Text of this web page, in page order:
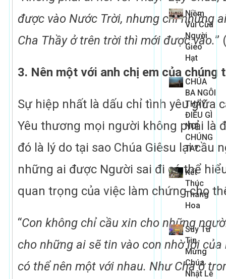
được vào Nước Trời, nhưng chỉ những
Cha Thầy ở trên trời thì mới được vào.”
3. Nên một với anh chị em của chúng
Sự hiệp nhất là dấu chỉ tình yêu giữa
Yêu thương mọi người không phải là
đó là lý do tại sao Chúa Giêsu lại cầu
những ai được Người sai đi có thể
quan trọng của việc làm chứng cho
“Con không chỉ cầu xin cho những
cho những ai sẽ tin vào con nhờ lời của
có thể nên một với nhau. Như Cha ở
Niềm
Vui Của
Người
Gieo
Hạt
CHÚA
BA NGÔI
THẤY
ĐIỀU GÌ
NƠI
CHÚNG
TA?
Kết
Thúc
Tháng
Hoa
Suy Tư
Tin
Mừng
Chúa
Nhật Lễ